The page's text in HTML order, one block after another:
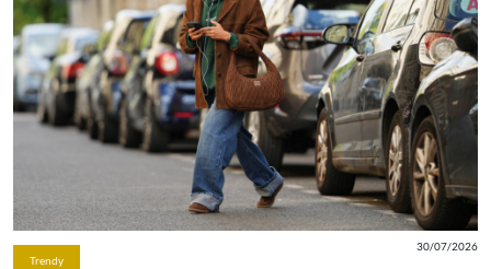
Trendy
30/07/2026